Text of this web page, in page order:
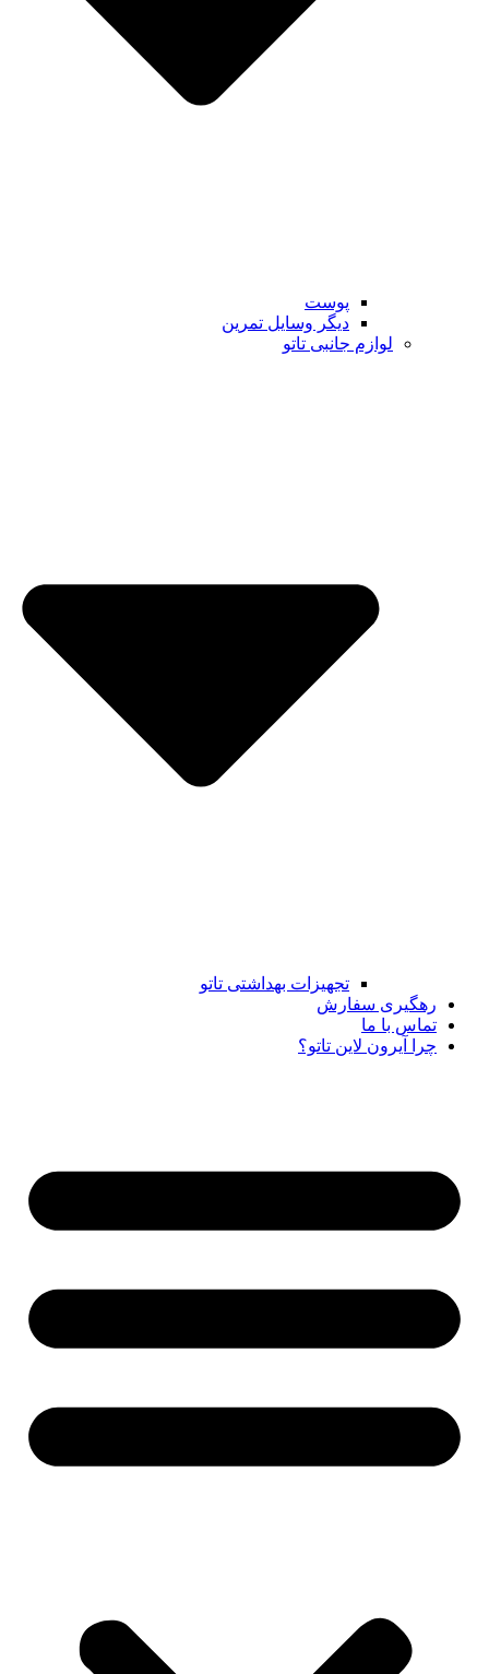
پوست
دیگر وسایل تمرین
لوازم جانبی تاتو
تجهیزات بهداشتی تاتو
رهگیری سفارش
تماس با ما
چرا آیرون لاین تاتو؟